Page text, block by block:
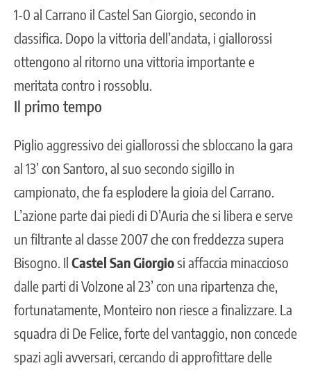
1-0 al Carrano il Castel San Giorgio, secondo in
classifica. Dopo la vittoria dell’andata, i giallorossi
ottengono al ritorno una vittoria importante e
meritata contro i rossoblu.
Il primo tempo
Piglio aggressivo dei giallorossi che sbloccano la gara
al 13’ con Santoro, al suo secondo sigillo in
campionato, che fa esplodere la gioia del Carrano.
L’azione parte dai piedi di D’Auria che si libera e serve
un filtrante al classe 2007 che con freddezza supera
Bisogno. Il Castel San Giorgiosi affaccia minaccioso
dalle parti di Volzone al 23’ con una ripartenza che,
fortunatamente, Monteiro non riesce a finalizzare. La
squadra di De Felice, forte del vantaggio, non concede
spazi agli avversari, cercando di approfittare delle